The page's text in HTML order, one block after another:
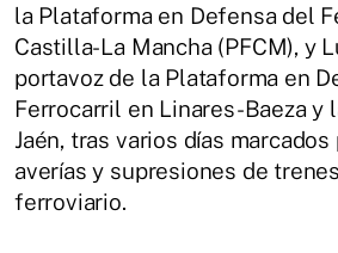
la Plataforma en Defensa del
Castilla-La Mancha (PFCM), y
portavoz de la Plataforma en
Ferrocarril en Linares-Baeza y
Jaén, tras varios días
averías y supresiones de
ferroviario.